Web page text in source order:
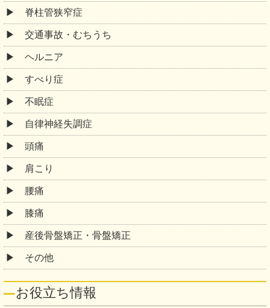
脊柱管狭窄症
交通事故・むちうち
ヘルニア
すべり症
不眠症
自律神経失調症
頭痛
肩こり
腰痛
膝痛
産後骨盤矯正・骨盤矯正
その他
お役立ち情報